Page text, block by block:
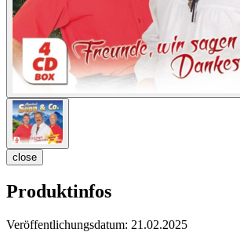
close
Produktinfos
Veröffentlichungsdatum: 21.02.2025